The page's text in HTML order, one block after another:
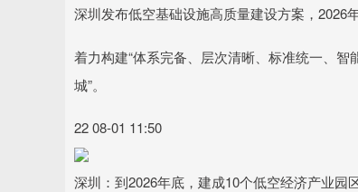
深圳发布低空基础设施高质量建设方案，2026
着力构建“体系完备、层次清晰、标准统一、
城”。
22 08-01 11:50
深圳：到2026年底，建成10个低空经济产业园